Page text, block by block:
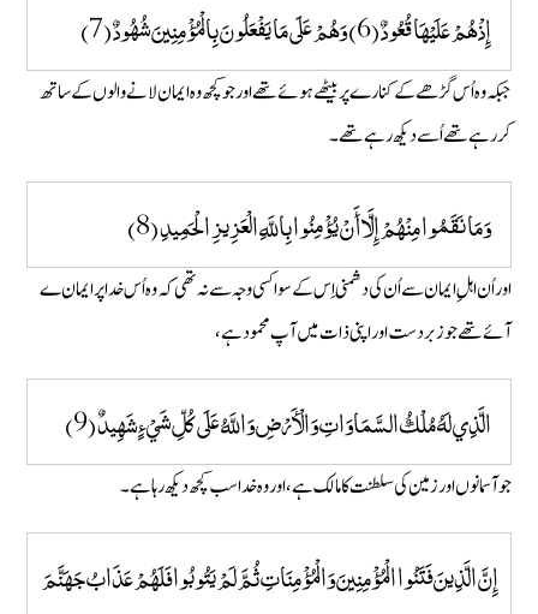
إِذْ هُمْ عَلَيْهَا قُعُودٌ (6) وَهُمْ عَلَى مَا يَفْعَلُونَ بِالْمُؤْمِنِينَ شُهُودٌ (7)
جبکہ وہ اُس گڑھے کے کنارے پر بیٹھے ہوئے تھے اور جو کچھ وہ ایمان لانے والوں کے ساتھ
کر رہے تھے اُسے دیکھ رہے تھے۔
وَمَا نَقَمُوا مِنْهُمْ إِلَّا أَنْ يُؤْمِنُوا بِاللَّهِ الْعَزِيزِ الْحَمِيدِ (8)
اور اُن اہلِ ایمان سے اُن کی دشمنی اِس کے سوا کسی وجہ سے نہ تھی کہ وہ اُس خدا پر ایمان ے
آئے تھے جو زبردست اور اپنی ذات میں آپ محمود ہے ،
الَّذِي لَهُ مُلْكُ السَّمَاوَاتِ وَالْأَرْضِ وَاللَّهُ عَلَى كُلِّ شَيْءٍ شَهِيدٌ (9)
جو آسمانوں اور زمین کی سلطنت کا مالک ہے، اور وہ خدا سب کچھ دیکھ رہا ہے۔
إِنَّ الَّذِينَ فَتَنُوا الْمُؤْمِنِينَ وَالْمُؤْمِنَاتِ ثُمَّ لَمْ يَتُوبُوا فَلَهُمْ عَذَابُ جَهَنَّمَ